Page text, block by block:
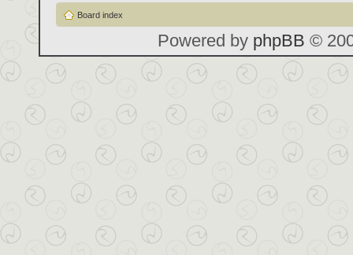
Board index
Powered by phpBB ©